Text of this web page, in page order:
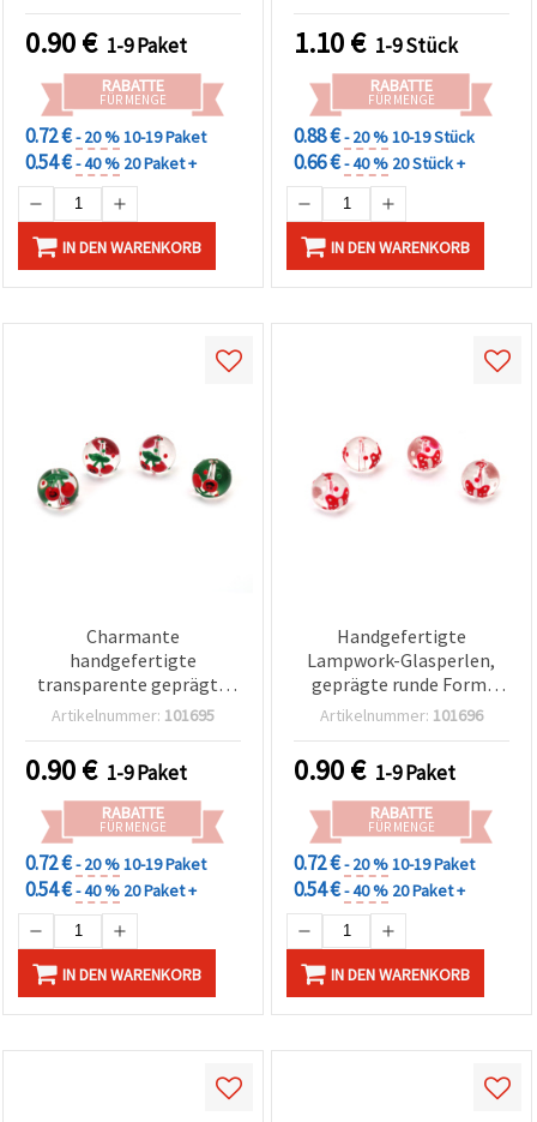
mm – 2er-Set – ideal für
Weihnachtsschmuck &
DIY-Basteln
0.90€ 1-9 Paket
RABATTE
FÜR MENGE
0.72 €- 20 %10-19 Paket
0.54 €- 40 % 20 Paket +
IN DEN WARENKORB
1.10€ 1-9 Stück
RABATTE
FÜR MENGE
0.88 €- 20 %10-19 Stück
0.66 €- 40 % 20 Stück +
IN DEN WARENKORB
Charmante
handgefertigte
transparente geprägte
runde Lampwork-
Kirschmotiv, Bohrung: 1
mm – ideal für
Schmuckherstellung,
Accessoires & DIY-
Bastelprojekte – 2er-Set
Artikelnummer: 101695
0.90€ 1-9 Paket
RABATTE
FÜR MENGE
0.72 €- 20 %10-19 Paket
0.54 €- 40 % 20 Paket +
IN DEN WARENKORB
Handgefertigte
Lampwork-Glasperlen,
geprägte runde Form,
transparent mit
1 mm – 2er-Set
Artikelnummer: 101696
0.90€ 1-9 Paket
RABATTE
FÜR MENGE
0.72 €- 20 %10-19 Paket
0.54 €- 40 % 20 Paket +
IN DEN WARENKORB